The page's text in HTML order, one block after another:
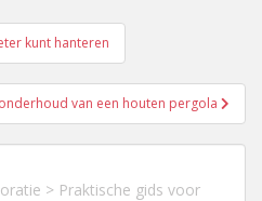
kunt hanteren
van een houten pergola
> Praktische gids voor